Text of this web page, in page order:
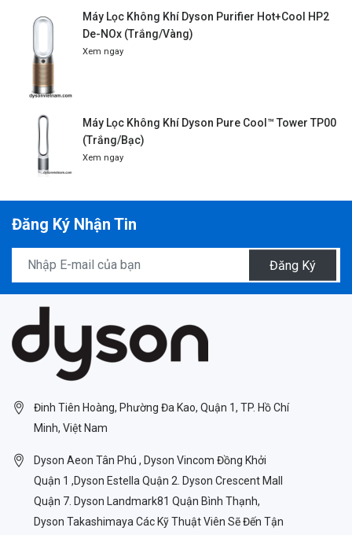
Máy Lọc Không Khí Dyson Purifier Hot+Cool HP2
De-NOx (Trắng/Vàng)
Xem ngay
Máy Lọc Không Khí Dyson Pure Cool™ Tower TP00
(Trắng/Bạc)
Xem ngay
Đăng Ký Nhận Tin
Đăng Ký
Đinh Tiên Hoàng, Phường Đa Kao, Quận 1, TP. Hồ Chí
Minh, Việt Nam
Dyson Aeon Tân Phú , Dyson Vincom Đồng Khởi
Quận 1 ,Dyson Estella Quận 2. Dyson Crescent Mall
Quận 7. Dyson Landmark81 Quận Bình Thạnh,
Dyson Takashimaya Các Kỹ Thuật Viên Sẽ Đến Tận